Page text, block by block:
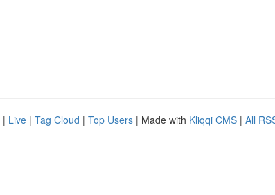
| Live | Tag Cloud | Top Users | Made with Kliqqi CMS | All